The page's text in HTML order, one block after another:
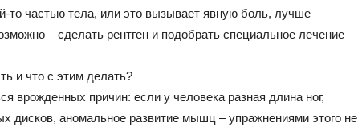
то частью тела, или это вызывает явную боль, лучше
– сделать рентген и подобрать специальное лечение
и что с этим делать?
врожденных причин: если у человека разная длина ног,
дисков, аномальное развитие мышц – упражнениями этого не